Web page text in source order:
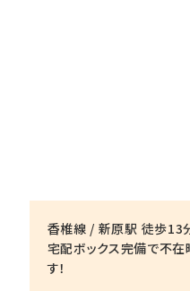
香椎線 / 新原駅 徒歩13分
宅配ボックス完備で不
す！